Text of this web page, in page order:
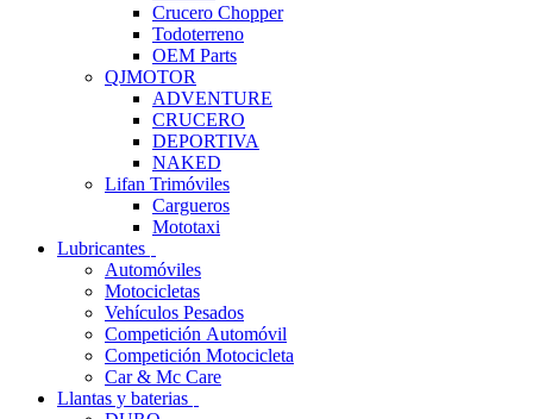
Crucero Chopper
Todoterreno
OEM Parts
QJMOTOR
ADVENTURE
CRUCERO
DEPORTIVA
NAKED
Lifan Trimóviles
Cargueros
Mototaxi
Lubricantes
Automóviles
Motocicletas
Vehículos Pesados
Competición Automóvil
Competición Motocicleta
Car & Mc Care
Llantas y baterias